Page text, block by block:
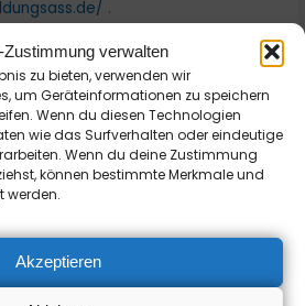
Zustimmung verwalten
zu bieten, verwenden wir
um Geräteinformationen zu speichern
Wenn du diesen Technologien
wie das Surfverhalten oder eindeutige
Wenn du deine Zustimmung
können bestimmte Merkmale und
werden.
Akzeptieren
.
Nächster Beitrag
Kommentar
wird nicht veröffentlicht.
sind mit*markiert